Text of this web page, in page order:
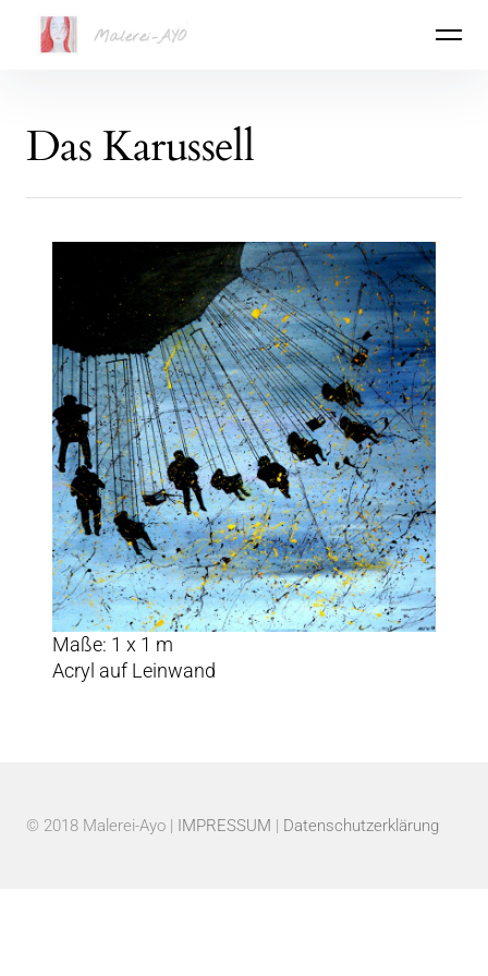
Malerei-Ayo
Das Karussell
Maße: 1 x 1 m
Acryl auf Leinwand
© 2018 Malerei-Ayo | IMPRESSUM | Datenschutzerklärung